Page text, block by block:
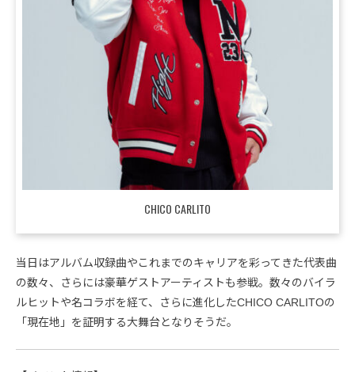
CHICO CARLITO
当日はアルバム収録曲やこれまでのキャリアを彩ってきた代表曲
の数々、さらには豪華ゲストアーティストも参戦。数々のバイラ
ルヒットや名コラボを経て、さらに進化したCHICO CARLITOの
「現在地」を証明する大舞台となりそうだ。